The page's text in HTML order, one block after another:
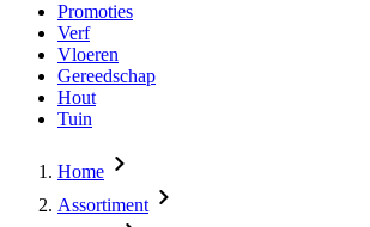
Promoties
Verf
Vloeren
Gereedschap
Hout
Tuin
Home
Assortiment